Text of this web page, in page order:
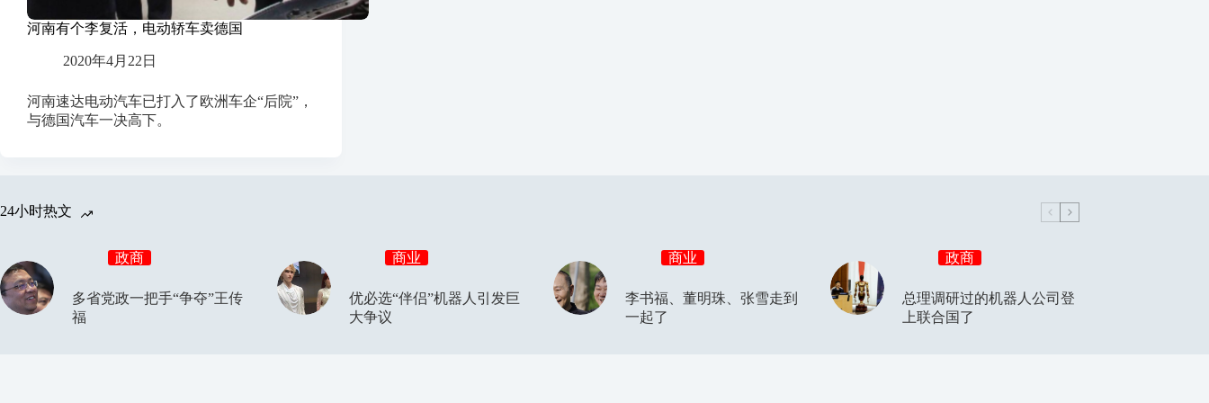
河南有个李复活，电动轿车卖德国
2020年4月22日
河南速达电动汽车已打入了欧洲车企“后院”，
与德国汽车一决高下。
24小时热文
政商
多省党政一把手“争夺”王传
福
商业
优必选“伴侣”机器人引发巨
大争议
商业
李书福、董明珠、张雪走到
一起了
政商
总理调研过的机器人公司登
上联合国了